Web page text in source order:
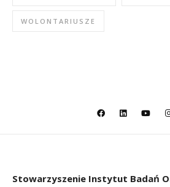
WOLONTARIUSZE
Stowarzyszenie Instytut Badań